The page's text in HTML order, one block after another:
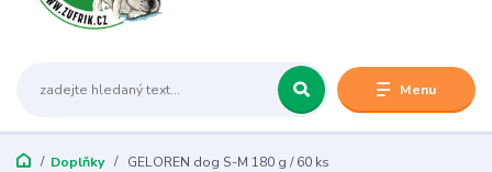
Menu
Doplňky GELOREN dog S-M 180 g / 60 ks